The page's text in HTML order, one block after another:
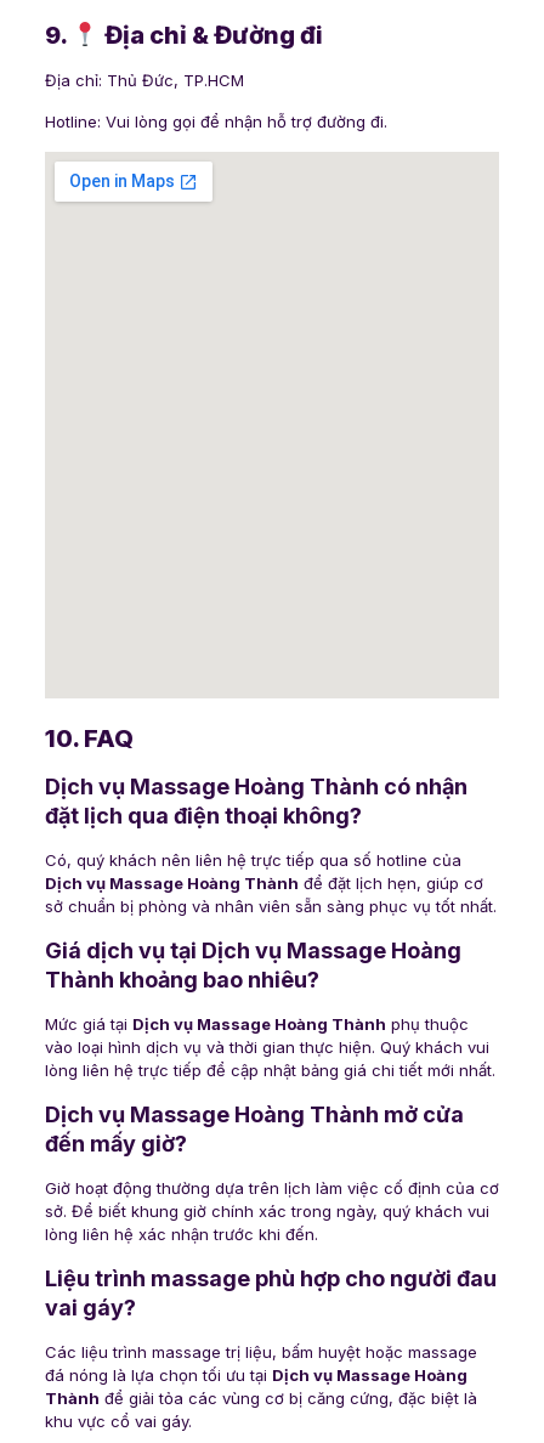
9. Địa chỉ & Đường đi
Địa chỉ: Thủ Đức, TP.HCM
Hotline: Vui lòng gọi để nhận hỗ trợ đường đi.
10. FAQ
Dịch vụ Massage Hoàng Thành có nhận
đặt lịch qua điện thoại không?
Có, quý khách nên liên hệ trực tiếp qua số hotline của
Dịch vụ Massage Hoàng Thành để đặt lịch hẹn, giúp cơ
sở chuẩn bị phòng và nhân viên sẵn sàng phục vụ tốt nhất.
Giá dịch vụ tại Dịch vụ Massage Hoàng
Thành khoảng bao nhiêu?
Mức giá tại Dịch vụ Massage Hoàng Thành phụ thuộc
vào loại hình dịch vụ và thời gian thực hiện. Quý khách vui
lòng liên hệ trực tiếp để cập nhật bảng giá chi tiết mới nhất.
Dịch vụ Massage Hoàng Thành mở cửa
đến mấy giờ?
Giờ hoạt động thường dựa trên lịch làm việc cố định của cơ
sở. Để biết khung giờ chính xác trong ngày, quý khách vui
lòng liên hệ xác nhận trước khi đến.
Liệu trình massage phù hợp cho người đau
vai gáy?
Các liệu trình massage trị liệu, bấm huyệt hoặc massage
đá nóng là lựa chọn tối ưu tại Dịch vụ Massage Hoàng
Thành để giải tỏa các vùng cơ bị căng cứng, đặc biệt là
khu vực cổ vai gáy.